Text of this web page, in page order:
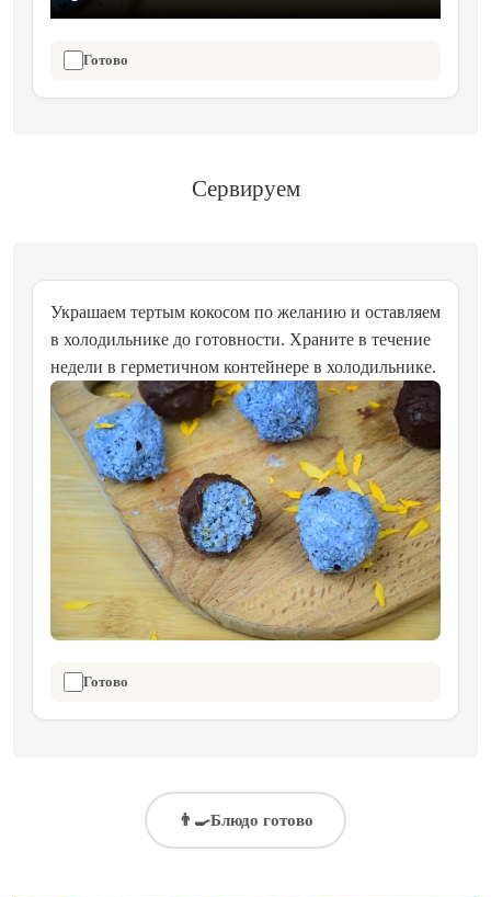
Готово
Сервируем
Украшаем тертым кокосом по желанию и оставляем
в холодильнике до готовности. Храните в течение
недели в герметичном контейнере в холодильнике.
Готово
👨‍🍳Блюдо готово